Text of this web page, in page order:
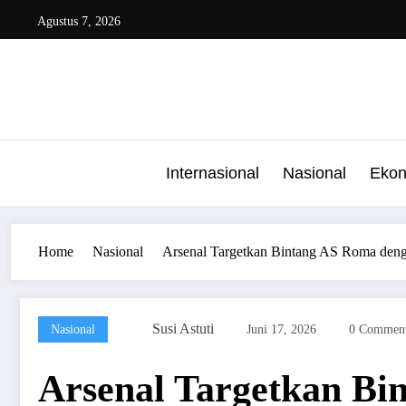
Agustus 7, 2026
Internasional Nasional
Home Nasional Arsenal Targetkan Bintang AS Roma
Nasional Susi Astuti Juni 17, 2026 0
Arsenal Targetkan